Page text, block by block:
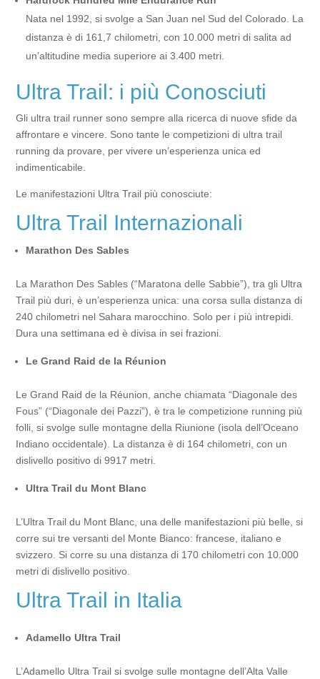
Nata nel 1992, si svolge a San Juan nel Sud del Colorado. La
distanza è di 161,7 chilometri, con 10.000 metri di salita ad
un’altitudine media superiore ai 3.400 metri.
Ultra Trail: i più Conosciuti
Gli ultra trail runner sono sempre alla ricerca di nuove sfide da
affrontare e vincere. Sono tante le competizioni di ultra trail
running da provare, per vivere un’esperienza unica ed
indimenticabile.
Le manifestazioni Ultra Trail più conosciute:
Ultra Trail Internazionali
Marathon Des Sables
La Marathon Des Sables (“Maratona delle Sabbie”), tra gli Ultra
Trail più duri, è un’esperienza unica: una corsa sulla distanza di
240 chilometri nel Sahara marocchino. Solo per i più intrepidi.
Dura una settimana ed è divisa in sei frazioni.
Le Grand Raid de la Réunion
Le Grand Raid de la Réunion, anche chiamata “Diagonale des
Fous” (“Diagonale dei Pazzi”), è tra le competizione running più
folli, si svolge sulle montagne della Riunione (isola dell’Oceano
Indiano occidentale). La distanza è di 164 chilometri, con un
dislivello positivo di 9917 metri.
Ultra Trail du Mont Blanc
L’Ultra Trail du Mont Blanc, una delle manifestazioni più belle, si
corre sui tre versanti del Monte Bianco: francese, italiano e
svizzero. Si corre su una distanza di 170 chilometri con 10.000
metri di dislivello positivo.
Ultra Trail in Italia
Adamello Ultra Trail
L’Adamello Ultra Trail si svolge sulle montagne dell’Alta Valle